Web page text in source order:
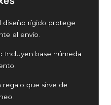
diseño rígido protege
el envío.
Incluyen base húmeda
regalo que sirve de